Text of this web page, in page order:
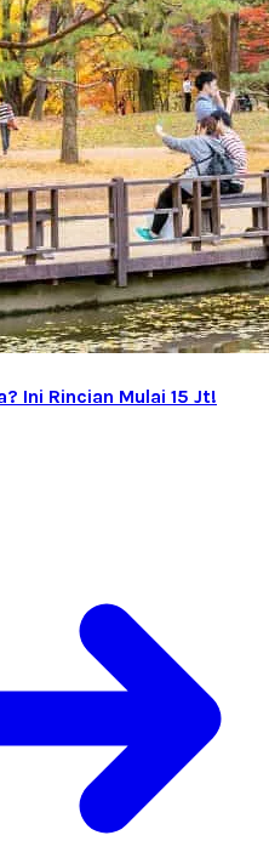
Ini Rincian Mulai 15 Jt!